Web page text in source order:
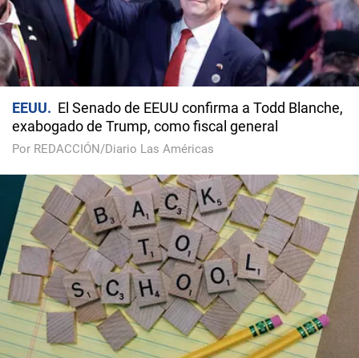
EEUU
El Senado de EEUU confirma a Todd Blanche,
exabogado de Trump, como fiscal general
Por REDACCIÓN/Diario Las Américas